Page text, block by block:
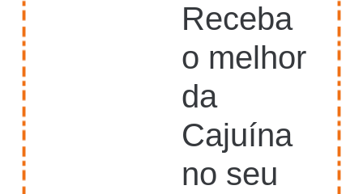
Receba
o melhor
da
Cajuína
no seu